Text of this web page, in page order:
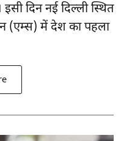
दिन नई दिल्ली स्थित
(एम्स) में देश का पहला